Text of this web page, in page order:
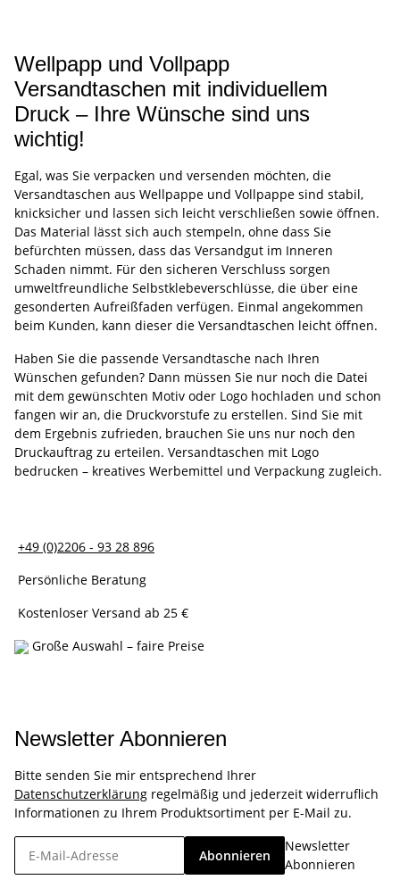
Wellpapp und Vollpapp
Versandtaschen mit individuellem
Druck – Ihre Wünsche sind uns
wichtig!
Egal, was Sie verpacken und versenden möchten, die
Versandtaschen aus Wellpappe und Vollpappe sind stabil,
knicksicher und lassen sich leicht verschließen sowie öffnen.
Das Material lässt sich auch stempeln, ohne dass Sie
befürchten müssen, dass das Versandgut im Inneren
Schaden nimmt. Für den sicheren Verschluss sorgen
umweltfreundliche Selbstklebeverschlüsse, die über eine
gesonderten Aufreißfaden verfügen. Einmal angekommen
beim Kunden, kann dieser die Versandtaschen leicht öffnen.
Haben Sie die passende Versandtasche nach Ihren
Wünschen gefunden? Dann müssen Sie nur noch die Datei
mit dem gewünschten Motiv oder Logo hochladen und schon
fangen wir an, die Druckvorstufe zu erstellen. Sind Sie mit
dem Ergebnis zufrieden, brauchen Sie uns nur noch den
Druckauftrag zu erteilen. Versandtaschen mit Logo
bedrucken – kreatives Werbemittel und Verpackung zugleich.
+49 (0)2206 - 93 28 896
Persönliche Beratung
Kostenloser Versand ab 25 €
Große Auswahl – faire Preise
Newsletter Abonnieren
Bitte senden Sie mir entsprechend Ihrer
Datenschutzerklärung regelmäßig und jederzeit widerruflich
Informationen zu Ihrem Produktsortiment per E-Mail zu.
Abonnieren
Newsletter
Abonnieren